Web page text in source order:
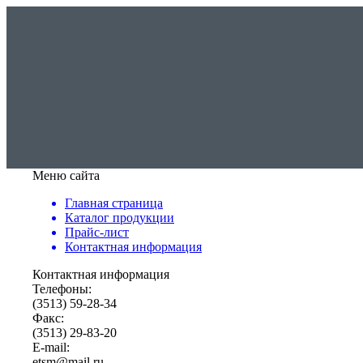
Меню сайта
Главная страница
Каталог продукции
Прайс-лист
Контактная информация
Контактная информация
Телефоны:
(3513) 59-28-34
Факс:
(3513) 29-83-20
E-mail: